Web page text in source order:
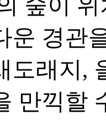
운 경관
도래지,
만끽할